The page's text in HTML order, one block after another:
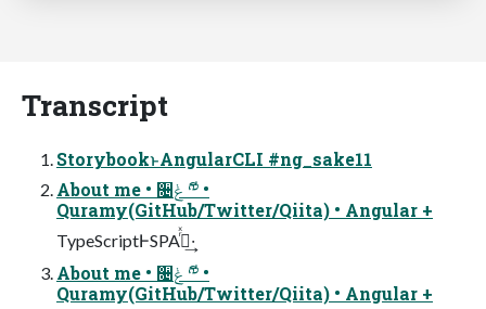
Transcript
StorybookͱAngularCLI #ng_sake11
About me • ૔ݟ ༸ี •
Quramy(GitHub/Twitter/Qiita) • Angular +
TypeScriptͰSPA࡞ͬͯ·͢
About me • ૔ݟ ༸ี •
Quramy(GitHub/Twitter/Qiita) • Angular +